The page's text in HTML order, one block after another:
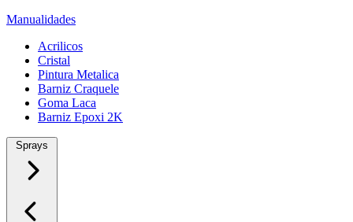
Manualidades
Acrilicos
Cristal
Pintura Metalica
Barniz Craquele
Goma Laca
Barniz Epoxi 2K
Sprays